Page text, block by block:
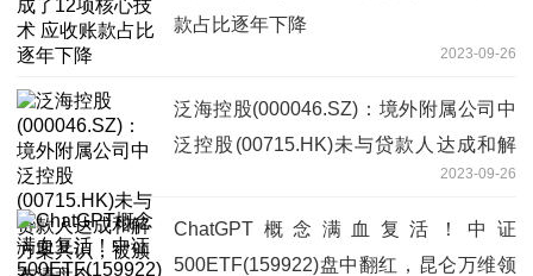
款占比逐年下降
2023-09-26
泛海控股(000046.SZ)：境外附属公司中
泛控股(00715.HK)未与贷款人达成和解
2023-09-26
ChatGPT概念满血复活！中证
500ETF(159922)盘中翻红，昆仑万维领